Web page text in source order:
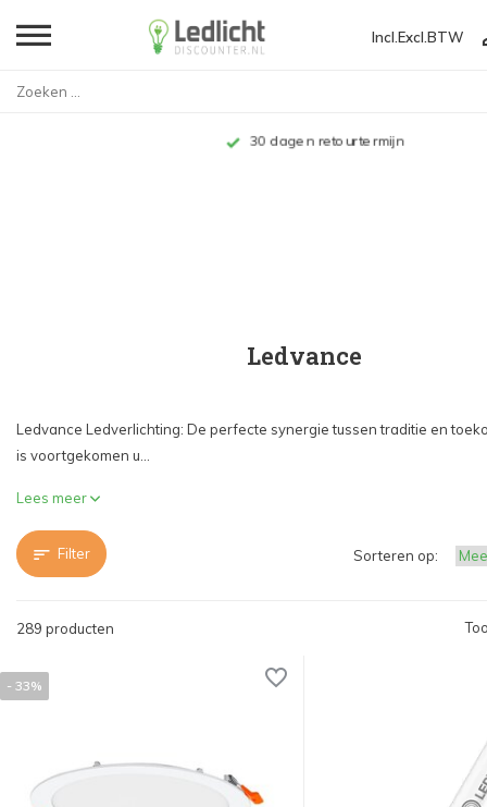
Incl. Excl. BTW
Tot 10 jaar garantie
Ledvance
Ledvance Ledverlichting: De perfecte synergie tussen traditie en
is voortgekomen u...
Lees meer
Filter
289 producten
Sorteren op:
- 33%